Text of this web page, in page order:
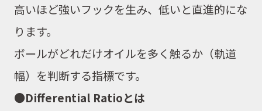
高いほど強いフックを生み、低いと直進的にな
ります。
ボールがどれだけオイルを多く触るか（軌道
幅）を判断する指標です。
●Differential Ratioとは